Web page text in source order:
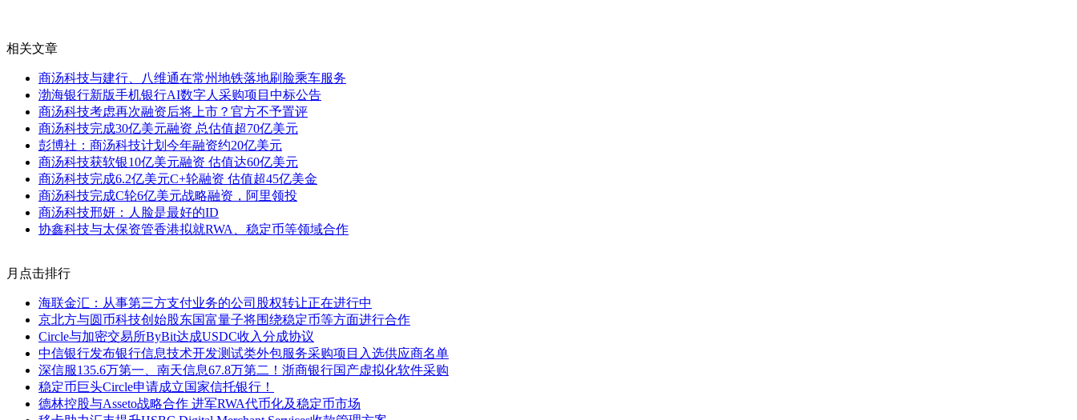
相关文章
商汤科技与建行、八维通在常州地铁落地刷脸乘车服务
渤海银行新版手机银行AI数字人采购项目中标公告
商汤科技考虑再次融资后将上市？官方不予置评
商汤科技完成30亿美元融资 总估值超70亿美元
彭博社：商汤科技计划今年融资约20亿美元
商汤科技获软银10亿美元融资 估值达60亿美元
商汤科技完成6.2亿美元C+轮融资 估值超45亿美金
商汤科技完成C轮6亿美元战略融资，阿里领投
商汤科技邢妍：人脸是最好的ID
协鑫科技与太保资管香港拟就RWA、稳定币等领域合作
月点击排行
海联金汇：从事第三方支付业务的公司股权转让正在进行中
京北方与圆币科技创始股东国富量子将围绕稳定币等方面进行合作
Circle与加密交易所ByBit达成USDC收入分成协议
中信银行发布银行信息技术开发测试类外包服务采购项目入选供应商名单
深信服135.6万第一、南天信息67.8万第二！浙商银行国产虚拟化软件采购
稳定币巨头Circle申请成立国家信托银行！
德林控股与Asseto战略合作 进军RWA代币化及稳定币市场